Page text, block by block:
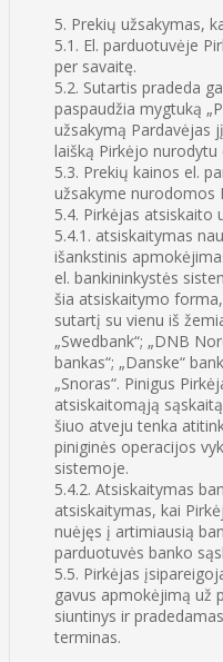
5. Prekių užsakymas,
5.1. El. parduotuvėje
per savaitę.
5.2. Sutartis pradeda
paspaudžia mygtuką
užsakymą Pardavėjas
laišką Pirkėjo nurodytu
5.3. Prekių kainos el.
užsakyme nurodomos
5.4. Pirkėjas atsiskaito
5.4.1. atsiskaitymas
išankstinis
el. bankininkystės
šia atsiskaitymo
sutartį su vienu iš
„Swedbank“; „DNB
bankas“; „Danske“
„Snoras“. Pinigus
atsiskaitomąją
šiuo atveju tenka
piniginės operacijos
sistemoje.
5.4.2. Atsiskaitymas
atsiskaitymas, kai
nuėjęs į artimiausią
parduotuvės banko
5.5. Pirkėjas
gavus apmokėjimą už
siuntinys ir
terminas.